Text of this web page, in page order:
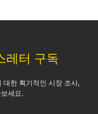
터 구독
한 획기적인 시장 조사,
세요.